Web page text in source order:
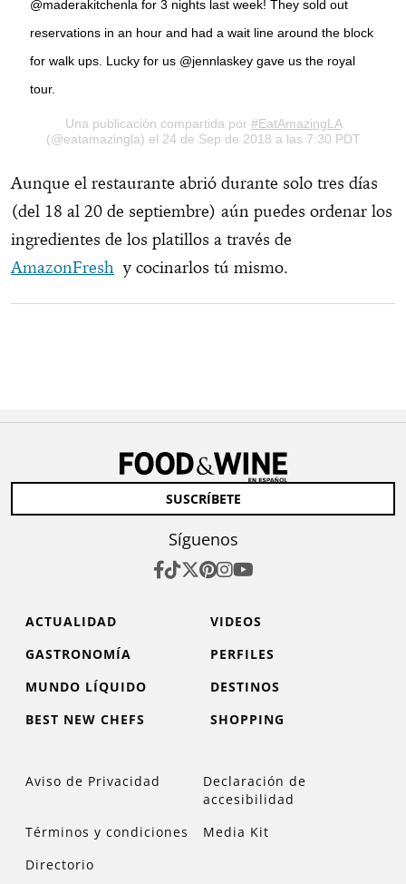
@maderakitchenla for 3 nights last week! They sold out
reservations in an hour and had a wait line around the block
for walk ups. Lucky for us @jennlaskey gave us the royal
tour.
Una publicación compartida por #EatAmazingLA
(@eatamazingla) el 24 de Sep de 2018 a las 7:30 PDT
Aunque el restaurante abrió durante solo tres días
(del 18 al 20 de septiembre) aún puedes ordenar los
ingredientes de los platillos a través de
AmazonFresh y cocinarlos tú mismo.
SUSCRÍBETE
Síguenos
ACTUALIDAD
VIDEOS
GASTRONOMÍA
PERFILES
MUNDO LÍQUIDO
DESTINOS
BEST NEW CHEFS
SHOPPING
Aviso de Privacidad
Declaración de
accesibilidad
Términos y condiciones
Media Kit
Directorio